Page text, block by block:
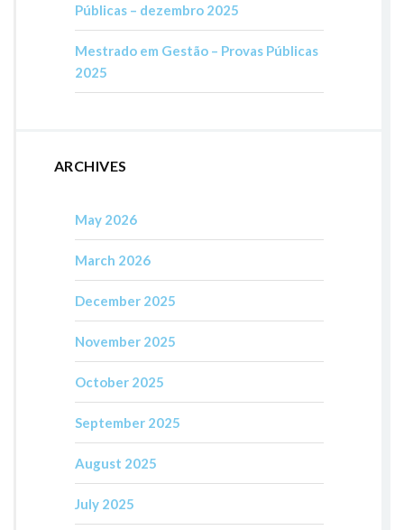
Públicas – dezembro 2025
Mestrado em Gestão – Provas Públicas
2025
ARCHIVES
May 2026
March 2026
December 2025
November 2025
October 2025
September 2025
August 2025
July 2025